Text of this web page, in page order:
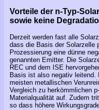
Vorteile der n-Typ-
sowie keine
Derzeit werden fast alle
dass die Basis der Solarzelle
Prozessierung eine dünne
genannten Emitter. Die
REC und dem ISE
Basis ist also negativ leitend.
meisten metallischen
Vergleich zu herkömmlichen
Materialqualität auf. Zudem
so dass höhere